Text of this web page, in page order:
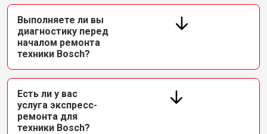
Выполняете ли вы
диагностику перед
началом ремонта
техники Bosch?
Есть ли у вас
услуга экспресс-
ремонта для
техники Bosch?